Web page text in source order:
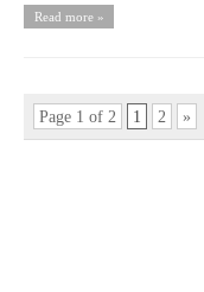
Read more »
Page 1 of 2 1 2 »